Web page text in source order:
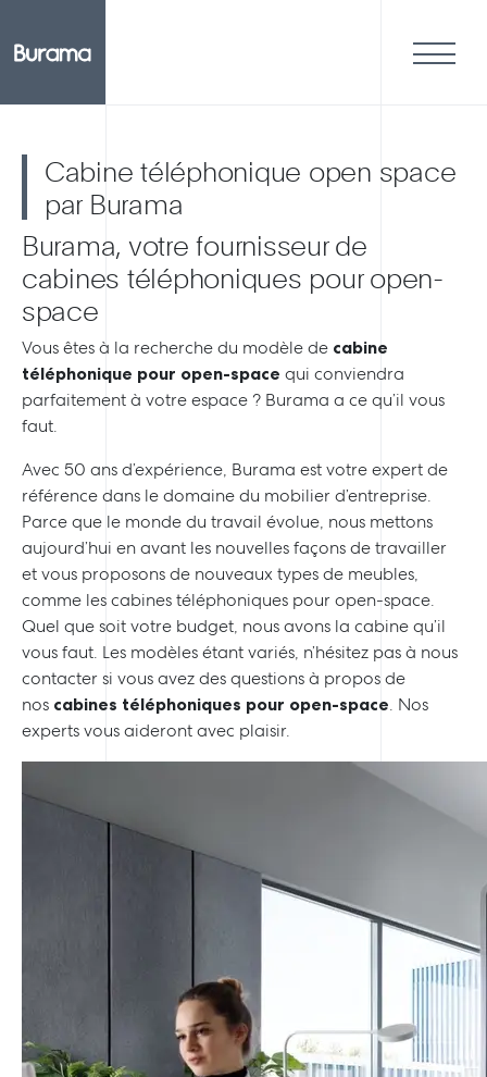
Cabine téléphonique open space
par Burama
Burama, votre fournisseur de
cabines téléphoniques pour open-
space
Vous êtes à la recherche du modèle de cabine
téléphonique pour open-space qui conviendra
parfaitement à votre espace ? Burama a ce qu’il vous
faut.
Avec 50 ans d’expérience, Burama est votre expert de
référence dans le domaine du mobilier d’entreprise.
Parce que le monde du travail évolue, nous mettons
aujourd’hui en avant les nouvelles façons de travailler
et vous proposons de nouveaux types de meubles,
comme les cabines téléphoniques pour open-space.
Quel que soit votre budget, nous avons la cabine qu’il
vous faut. Les modèles étant variés, n’hésitez pas à nous
contacter si vous avez des questions à propos de
nos cabines téléphoniques pour open-space. Nos
experts vous aideront avec plaisir.